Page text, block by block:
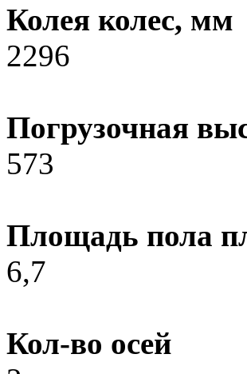
Колея колес, мм
2296
Погрузочная
573
Площадь пола
6,7
Кол-во осей